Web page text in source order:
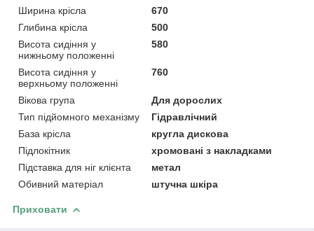
Ширина крісла
670
Глибина крісла
500
Висота сидіння у
нижньому положенні
580
Висота сидіння у
верхньому положенні
760
Вікова група
Для дорослих
Тип підйомного механізму
Гідравлічний
База крісла
кругла дискова
Підлокітник
хромовані з накладками
Підставка для ніг клієнта
метал
Обивний матеріал
штучна шкіра
Приховати